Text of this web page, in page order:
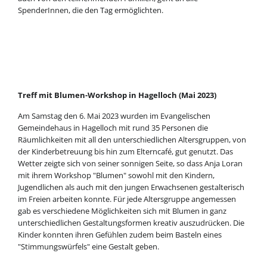
SpenderInnen, die den Tag ermöglichten.
Treff mit Blumen-Workshop in Hagelloch (Mai 2023)
Am Samstag den 6. Mai 2023 wurden im Evangelischen
Gemeindehaus in Hagelloch mit rund 35 Personen die
Räumlichkeiten mit all den unterschiedlichen Altersgruppen, von
der Kinderbetreuung bis hin zum Elterncafé, gut genutzt. Das
Wetter zeigte sich von seiner sonnigen Seite, so dass Anja Loran
mit ihrem Workshop "Blumen" sowohl mit den Kindern,
Jugendlichen als auch mit den jungen Erwachsenen gestalterisch
im Freien arbeiten konnte. Für jede Altersgruppe angemessen
gab es verschiedene Möglichkeiten sich mit Blumen in ganz
unterschiedlichen Gestaltungsformen kreativ auszudrücken. Die
Kinder konnten ihren Gefühlen zudem beim Basteln eines
"Stimmungswürfels" eine Gestalt geben.